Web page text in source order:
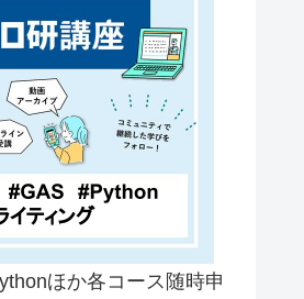
ほか各コース随時申